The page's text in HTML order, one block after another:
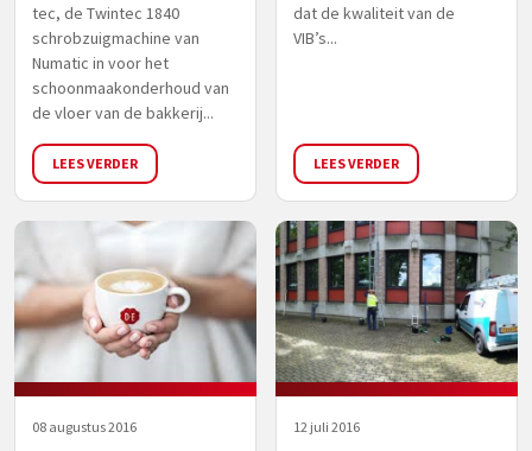
tec, de Twintec 1840
schrobzuigmachine van
Numatic in voor het
schoonmaakonderhoud van
de vloer van de bakkerij...
LEES VERDER
dat de kwaliteit van de
VIB’s...
LEES VERDER
08 augustus 2016 12 juli 2016